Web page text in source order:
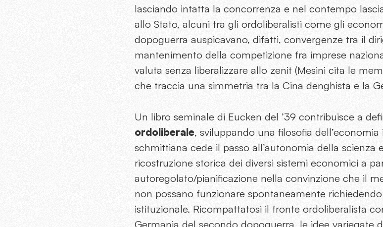
lasciando intatta la concorrenza e nel contempo
allo Stato, alcuni tra gli ordoliberalisti come gli
dopoguerra auspicavano, difatti, convergenze tra il
mantenimento della competizione fra imprese
valuta senza liberalizzare allo zenit (Mesini cita le
che traccia una simmetria tra la Cina denghista e la
Un libro seminale di Eucken del ’39 contribuisce a
ordoliberale, sviluppando una filosofia
schmittiana cede il passo all’autonomia della scienza
ricostruzione storica dei diversi sistemi economici a
autoregolato/pianificazione nella convinzione che il
non possano funzionare spontaneamente
istituzionale. Ricompattatosi il fronte ordoliberalista
Germania del secondo dopoguerra, le idee variegate